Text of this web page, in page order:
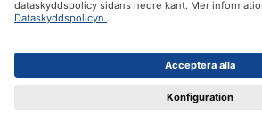
ifolor.se i
Alla priser inkl. moms. Frakt